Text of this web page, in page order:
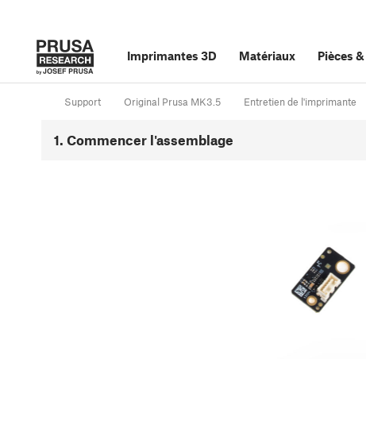
Imprimantes 3D Matériaux Pièces &
Support Original Prusa MK3.5 Entretien de l'imprimante
1. Commencer l'assemblage